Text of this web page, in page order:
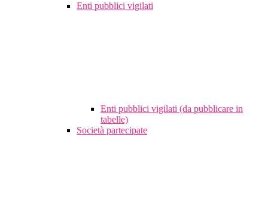
Enti pubblici vigilati
Enti pubblici vigilati (da pubblicare in
tabelle)
Società partecipate